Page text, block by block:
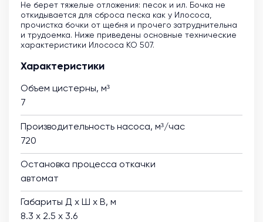
Не берет тяжелые отложения: песок и ил. Бочка не
откидывается для сброса песка как у Илососа,
прочистка бочки от щебня и прочего затруднительна
и трудоемка. Ниже приведены основные технические
характеристики Илососа КО 507.
Характеристики
Объем цистерны, м³
7
Производительность насоса, м³/час
720
Остановка процесса откачки
автомат
Габариты Д х Ш х В, м
8.3 х 2.5 х 3.6